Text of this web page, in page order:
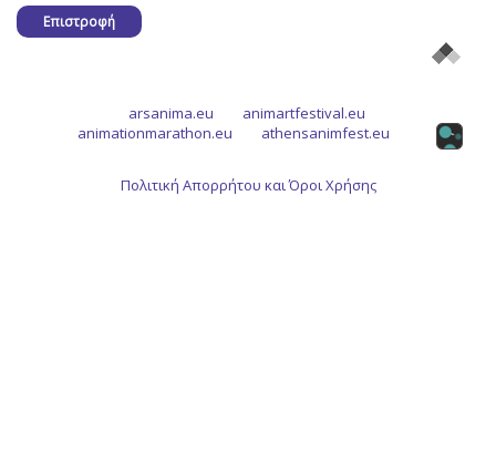
Επιστροφή
arsanima.eu
animartfestival.eu
animationmarathon.eu
athensanimfest.eu
Πολιτική Απορρήτου και Όροι Χρήσης